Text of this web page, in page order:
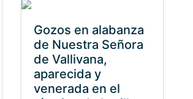
Gozos en alabanza
de Nuestra Señora
de Vallivana,
aparecida y
venerada en el